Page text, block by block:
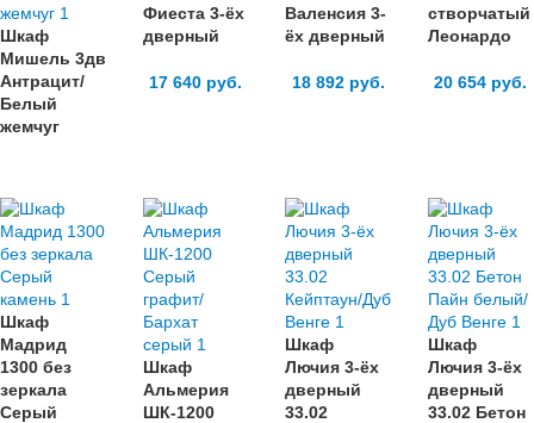
Шкаф
Мишель 3дв
Антрацит/
Белый
жемчуг
Фиеста 3-ёх
дверный
17 640 руб.
Валенсия 3-
ёх дверный
18 892руб.
створчатый
Леонардо
20 654 руб.
Шкаф
Мадрид
1300 без
зеркала
Серый
Шкаф
Альмерия
ШК-1200
Шкаф
Лючия 3-ёх
дверный
33.02
Шкаф
Лючия 3-ёх
дверный
33.02 Бетон